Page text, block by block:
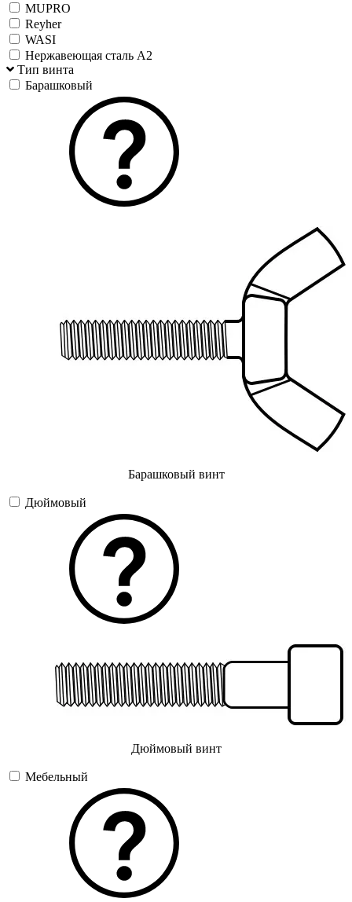
MUPRO
Reyher
WASI
Нержавеющая сталь А2
Тип винта
Барашковый
Барашковый винт
Дюймовый
Дюймовый винт
Мебельный